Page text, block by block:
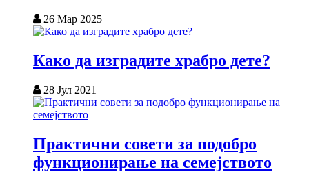
26 Мар 2025
Како да изградите храбро дете?
28 Јул 2021
Практични совети за подобро
функционирање на семејството